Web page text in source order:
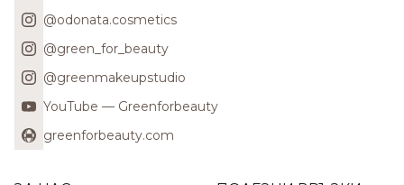
@odonata.cosmetics
@green_for_beauty
@greenmakeupstudio
YouTube — Greenforbeauty
greenforbeauty.com